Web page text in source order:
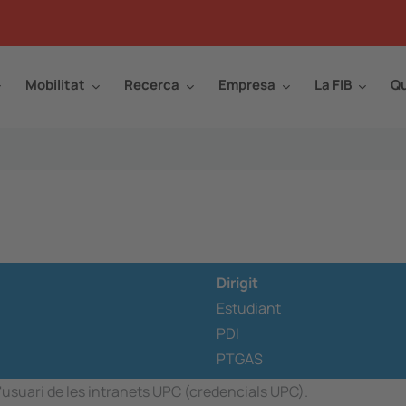
Mobilitat Recerca Empresa La FIB
Dirigit
Estudiant
PDI
PTGAS
de les intranets UPC (credencials UPC).